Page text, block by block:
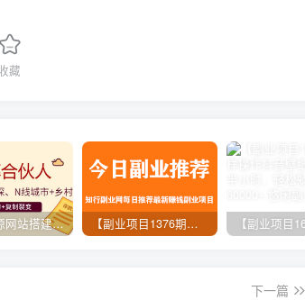
藏
【虚拟资源网站搭建服务】加盟本站系统，做一个和本站一样的独立网站，躺赚的项目 【副业项目1376期】龟课最新闲鱼项目玩法实战教程_全新升级月收益几千到几万
下一篇